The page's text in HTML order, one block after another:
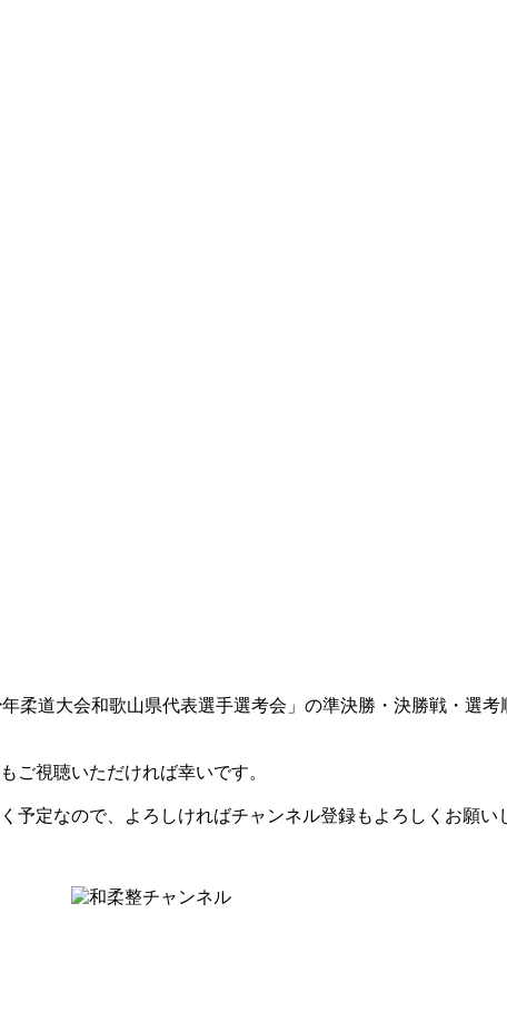
柔道大会和歌山県代表選手選考会」の準決勝・決勝戦・選考
ご視聴いただければ幸いです。
定なので、よろしければチャンネル登録もよろしくお願い